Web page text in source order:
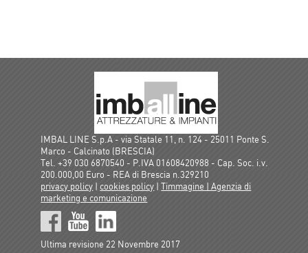
IMBAL LINE S.p.A - via Statale 11, n. 124 - 25011 Ponte S.
Marco - Calcinato (BRESCIA)
Tel. +39 030 6870540 - P.IVA 01608420988 - Cap. Soc. i.v.
200.000,00 Euro - REA di Brescia n.329210
privacy policy |cookies policy |Timmagine | Agenzia di
marketing e comunicazione
Ultima revisione 22 Novembre 2017